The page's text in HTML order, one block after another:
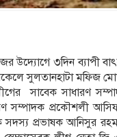
উদ্যোগে ৩দিন ব্যাপী
সুলতানহাটা মফিজ
লীগের সাবেক সাধারণ
সম্পাদক প্রকৌশলী
সদস্য প্রভাষক আনিসুর